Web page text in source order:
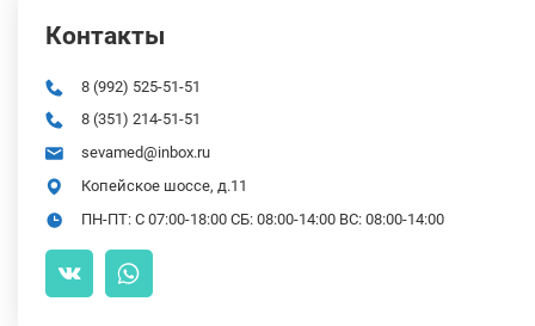
Контакты
8 (992) 525-51-51
8 (351) 214-51-51
sevamed@inbox.ru
Копейское шоссе, д.11
ПН-ПТ: С 07:00-18:00 СБ: 08:00-14:00 ВС: 08:00-14:00